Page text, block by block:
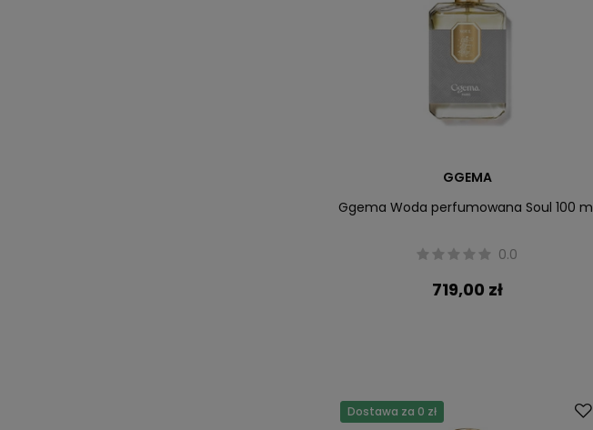
GGEMA
Ggema Woda perfumowana Soul 100
0.0
719,00 zł
Dostawa za 0 zł